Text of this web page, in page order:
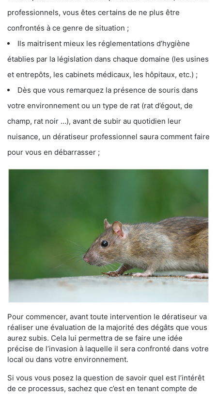
professionnels, vous êtes certains de ne plus être
confrontés à ce genre de situation ;
Ils maitrisent mieux les réglementations d’hygiène
établies par la législation dans chaque domaine (les usines
et entrepôts, les cabinets médicaux, les hôpitaux, etc.) ;
Dès que vous remarquez la présence de souris dans
votre environnement ou un type de rat (rat d’égout, de
champ, rat noir …), avant de subir au quotidien leur
nuisance, un dératiseur professionnel saura comment faire
pour vous en débarrasser ;
Pour commencer, avant toute intervention le dératiseur va
réaliser une évaluation de la majorité des dégâts que vous
aurez subis. Cela lui permettra de se faire une idée
précise de l’invasion à laquelle il sera confronté dans votre
local ou dans votre environnement.
Si vous vous posez la question de savoir quel est l’intérêt
de ce processus, sachez que c’est en tenant compte de